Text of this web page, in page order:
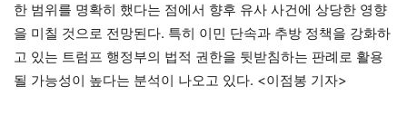
한 범위를 명확히 했다는 점에서 향후 유사 사건에 상당한 영향
을 미칠 것으로 전망된다. 특히 이민 단속과 추방 정책을 강화하
고 있는 트럼프 행정부의 법적 권한을 뒷받침하는 판례로 활용
될 가능성이 높다는 분석이 나오고 있다. <이점봉 기자>